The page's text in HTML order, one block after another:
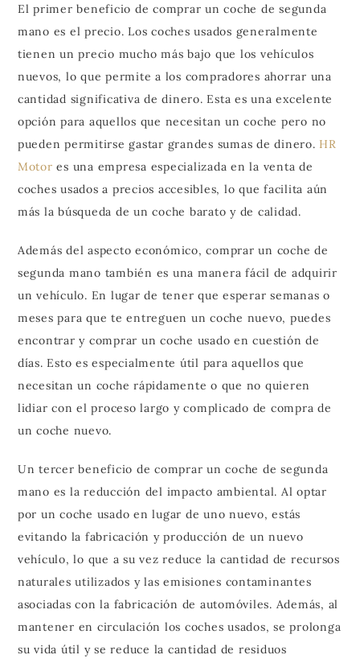
El primer beneficio de comprar un coche de segunda
mano es el precio. Los coches usados generalmente
tienen un precio mucho más bajo que los vehículos
nuevos, lo que permite a los compradores ahorrar una
cantidad significativa de dinero. Esta es una excelente
opción para aquellos que necesitan un coche pero no
pueden permitirse gastar grandes sumas de dinero. HR
Motor es una empresa especializada en la venta de
coches usados a precios accesibles, lo que facilita aún
más la búsqueda de un coche barato y de calidad.
Además del aspecto económico, comprar un coche de
segunda mano también es una manera fácil de adquirir
un vehículo. En lugar de tener que esperar semanas o
meses para que te entreguen un coche nuevo, puedes
encontrar y comprar un coche usado en cuestión de
días. Esto es especialmente útil para aquellos que
necesitan un coche rápidamente o que no quieren
lidiar con el proceso largo y complicado de compra de
un coche nuevo.
Un tercer beneficio de comprar un coche de segunda
mano es la reducción del impacto ambiental. Al optar
por un coche usado en lugar de uno nuevo, estás
evitando la fabricación y producción de un nuevo
vehículo, lo que a su vez reduce la cantidad de recursos
naturales utilizados y las emisiones contaminantes
asociadas con la fabricación de automóviles. Además, al
mantener en circulación los coches usados, se prolonga
su vida útil y se reduce la cantidad de residuos